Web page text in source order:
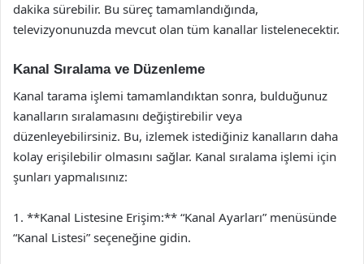
dakika sürebilir. Bu süreç tamamlandığında,
televizyonunuzda mevcut olan tüm kanallar listelenecektir.
Kanal Sıralama ve Düzenleme
Kanal tarama işlemi tamamlandıktan sonra, bulduğunuz
kanalların sıralamasını değiştirebilir veya
düzenleyebilirsiniz. Bu, izlemek istediğiniz kanalların daha
kolay erişilebilir olmasını sağlar. Kanal sıralama işlemi için
şunları yapmalısınız:
1. **Kanal Listesine Erişim:** “Kanal Ayarları” menüsünde
“Kanal Listesi” seçeneğine gidin.